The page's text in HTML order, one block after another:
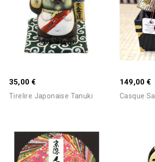
35,00 €
Tirelire Japonaise Tanuki
149,00 €
Casque